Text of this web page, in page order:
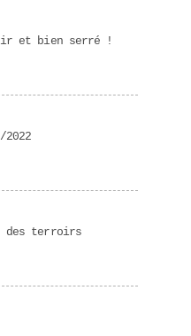
et bien serré !
des terroirs